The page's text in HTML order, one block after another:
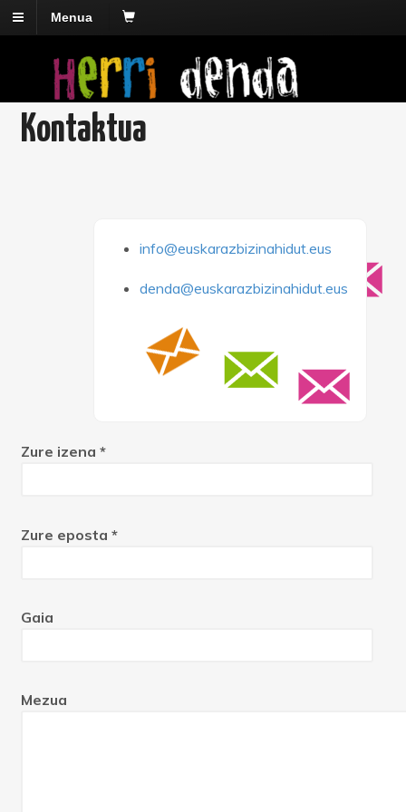
Menua
Kontaktua
info@euskarazbizinahidut.eus
denda@euskarazbizinahidut.eus
Zure izena *
Zure eposta *
Gaia
Mezua